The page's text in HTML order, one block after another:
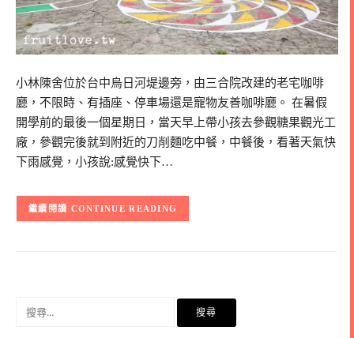
小林陳舍位於台中烏日河堤邊旁，由三合院改建的老宅咖啡
廳，不限時、有插座、停車場還是寵物友善咖啡廳。 在暑假
開學前的最後一個星期日，當天早上帶小孩去參觀糖果觀光工
廠，參觀完後就到附近的刀削麵吃中餐，中餐後，看著天氣快
下雨感覺，小孩說:感覺快下…
CONTINUE READING